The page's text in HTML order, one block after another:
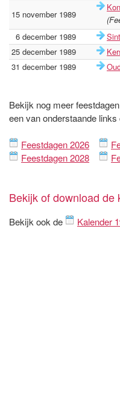
15 november 1989
6 december 1989
25 december 1989
31 december 1989
Bekijk nog meer
een van onderstaande
Feestdagen 2026
Feestdagen 2028
Bekijk of download de
Bekijk ook de Kalender